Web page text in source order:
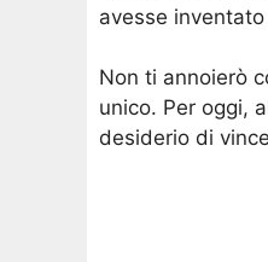
avesse
Non ti annoierò
unico. Per oggi,
desiderio di